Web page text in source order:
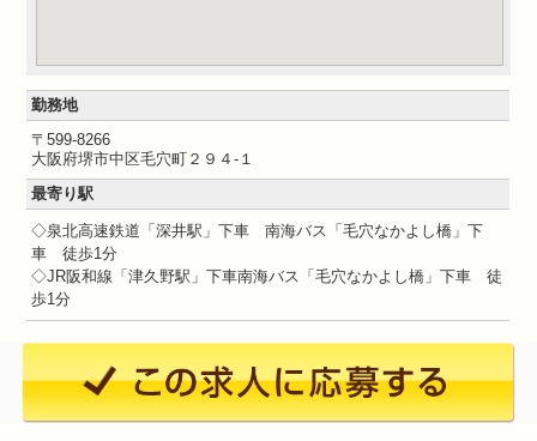
勤務地
〒599-8266
大阪府堺市中区毛穴町２９４-１
最寄り駅
◇泉北高速鉄道「深井駅」下車 南海バス「毛穴なかよし橋」下
車 徒歩1分
◇JR阪和線「津久野駅」下車南海バス「毛穴なかよし橋」下車 徒
歩1分